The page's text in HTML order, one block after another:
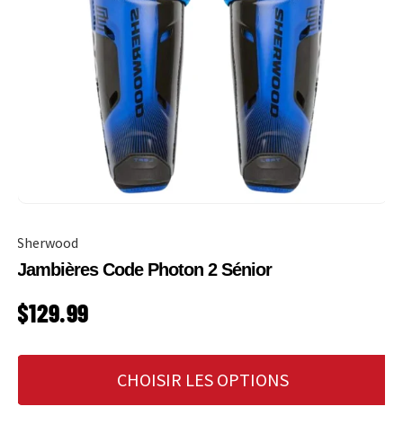
Sherwood
Jambières Code Photon 2 Sénior
PRIX HABITUEL
$129.99
CHOISIR LES OPTIONS